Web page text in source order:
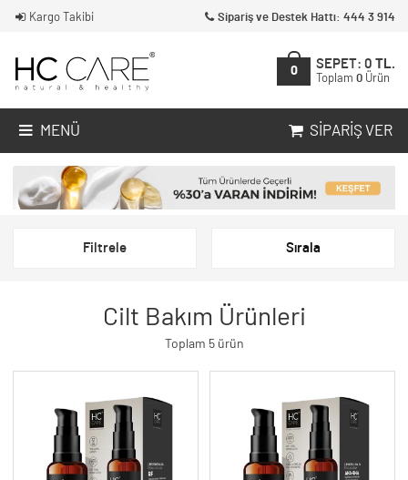
Kargo Takibi Sipariş ve Destek Hattı: 444 3 914
0
SEPET: 0 TL.
Toplam 0 Ürün
MENÜ SIPARIŞ VER
Filtrele Sırala
Cilt Bakım Ürünleri
Toplam 5 ürün